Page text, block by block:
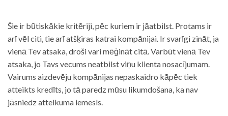
Šie ir būtiskākie kritēriji, pēc kuriem ir jāatbilst. Protams ir
arī vēl citi, tie arī atšķiras katrai kompānijai. Ir svarīgi zināt, ja
vienā Tev atsaka, droši vari mēģināt citā. Varbūt vienā Tev
atsaka, jo Tavs vecums neatbilst viņu klienta nosacījumam.
Vairums aizdevēju kompānijas nepaskaidro kāpēc tiek
atteikts kredīts, jo tā paredz mūsu likumdošana, ka nav
jāsniedz atteikuma iemesls.